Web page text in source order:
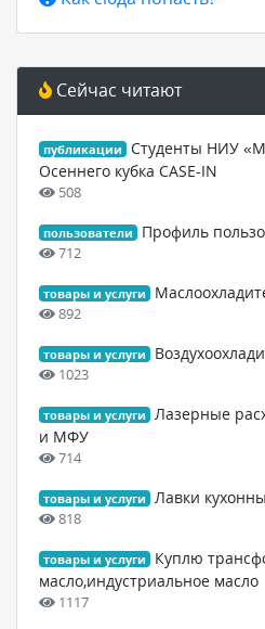
Сейчас читают
публикации
Студенты НИУ
Осеннего кубка CASE-IN
508
пользователи Профиль
712
товары и услуги
892
товары и услуги
1023
товары и услуги
Лазерные
и МФУ
714
товары и услуги Лавки
818
товары и услуги
Куплю
масло,индустриальное масло
1117